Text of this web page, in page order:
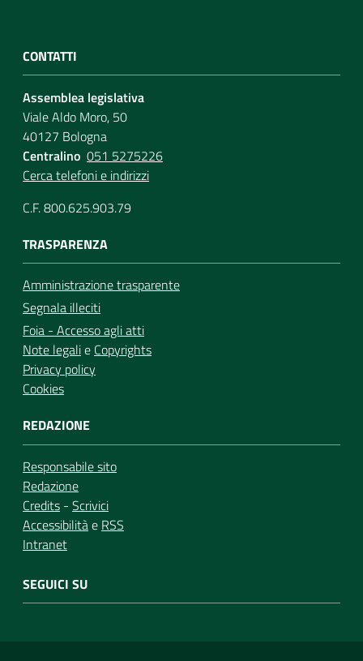
CONTATTI
Assemblea legislativa
Viale Aldo Moro, 50
40127 Bologna
Centralino 051 5275226
Cerca telefoni e indirizzi
C.F. 800.625.903.79
TRASPARENZA
Amministrazione trasparente
Segnala illeciti
Foia - Accesso agli atti
Note legalie Copyrights
Privacy policy
Cookies
REDAZIONE
Responsabile sito
Redazione
Credits - Scrivici
Accessibilitàe RSS
Intranet
SEGUICI SU